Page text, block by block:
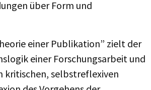
über Form und
einer Publikation” zielt der
einer Forschungsarbeit und
kritischen, selbstreflexiven